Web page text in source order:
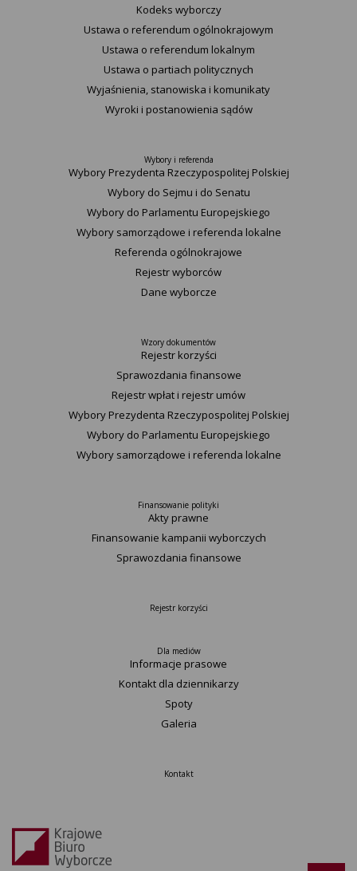
Kodeks wyborczy
Ustawa o referendum ogólnokrajowym
Ustawa o referendum lokalnym
Ustawa o partiach politycznych
Wyjaśnienia, stanowiska i komunikaty
Wyroki i postanowienia sądów
Wybory i referenda
Wybory Prezydenta Rzeczypospolitej Polskiej
Wybory do Sejmu i do Senatu
Wybory do Parlamentu Europejskiego
Wybory samorządowe i referenda lokalne
Referenda ogólnokrajowe
Rejestr wyborców
Dane wyborcze
Wzory dokumentów
Rejestr korzyści
Sprawozdania finansowe
Rejestr wpłat i rejestr umów
Wybory Prezydenta Rzeczypospolitej Polskiej
Wybory do Parlamentu Europejskiego
Wybory samorządowe i referenda lokalne
Finansowanie polityki
Akty prawne
Finansowanie kampanii wyborczych
Sprawozdania finansowe
Rejestr korzyści
Dla mediów
Informacje prasowe
Kontakt dla dziennikarzy
Spoty
Galeria
Kontakt